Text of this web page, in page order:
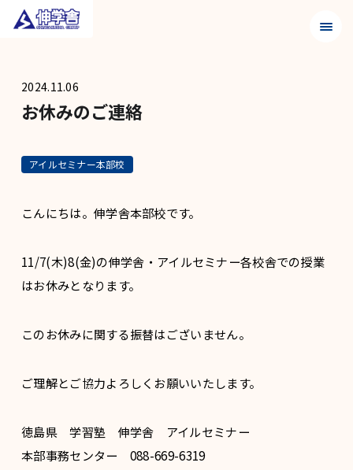
メニ
2024.11.06
お休みのご連絡
アイルセミナー本部校
こんにちは。伸学舎本部校です。
11/7(木)8(金)の伸学舎・アイルセミナー各校舎での授業
はお休みとなります。
このお休みに関する振替はございません。
ご理解とご協力よろしくお願いいたします。
徳島県 学習塾 伸学舎 アイルセミナー
本部事務センター 088-669-6319